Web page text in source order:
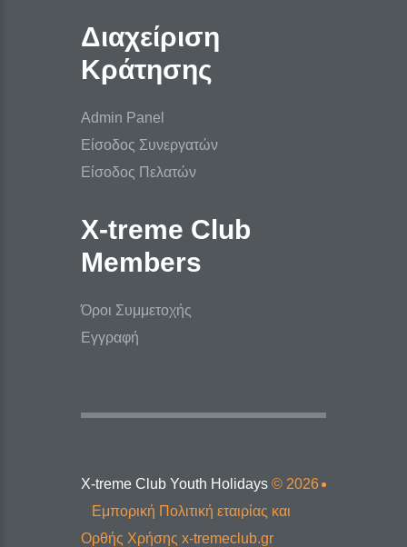
Διαχείριση
Κράτησης
Admin Panel
Είσοδος Συνεργατών
Είσοδος Πελατών
X-treme Club
Members
Όροι Συμμετοχής
Εγγραφή
X-treme Club Youth Holidays © 2026
Εμπορική Πολιτική εταιρίας και
Ορθής Χρήσης x-tremeclub.gr